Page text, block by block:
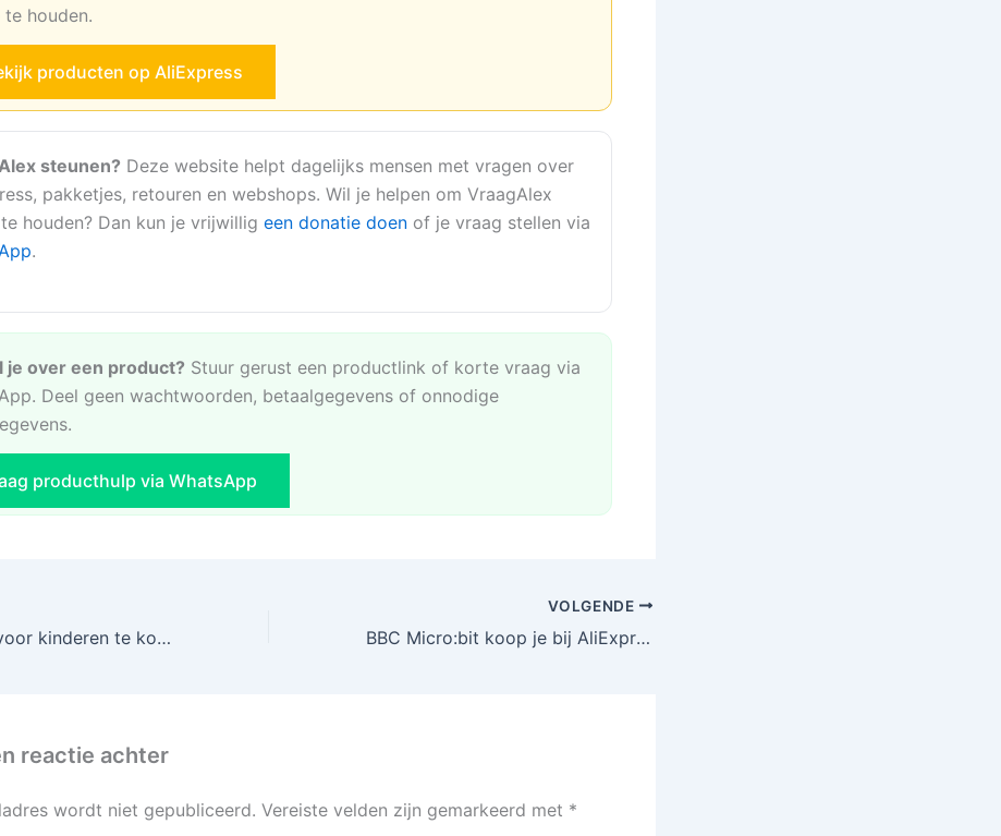
te houden.
producten op AliExpress
steunen? Deze website helpt dagelijks mensen met vragen over
pakketjes, retouren en webshops. Wil je helpen om VraagAlex
houden? Dan kun je vrijwillig een donatie doen of je vraag stellen via
.
je over een product? Stuur gerust een productlink of korte vraag via
Deel geen wachtwoorden, betaalgegevens of onnodige
producthulp via WhatsApp
USB Arduino voor kinderen te koop bij AliExpress!
VOLGENDE
BBC Micro:bit koop je bij AliExpress
reactie achter
wordt niet gepubliceerd. Vereiste velden zijn gemarkeerd met *